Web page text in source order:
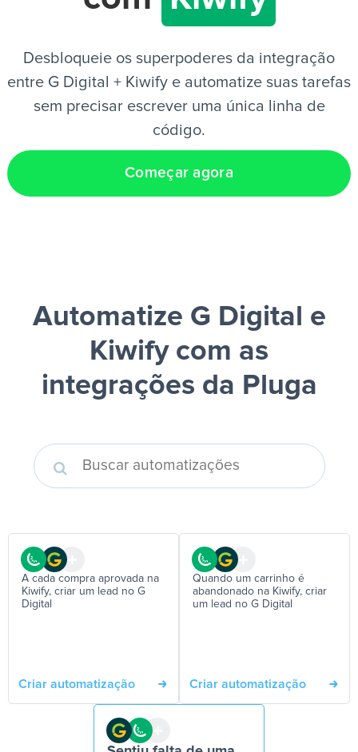
Desbloqueie os superpoderes da integração
entre G Digital + Kiwify e automatize suas tarefas
sem precisar escrever uma única linha de
código.
Começar agora
Automatize G Digital e
Kiwifycom as
integrações da Pluga
A cada compra aprovada na
Kiwify, criar um lead no G
Digital
Criar automatização
Quando um carrinho é
abandonado na Kiwify, criar
um lead no G Digital
Criar automatização